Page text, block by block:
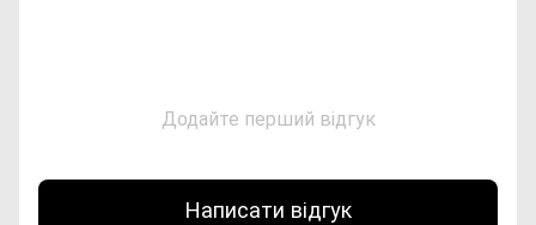
Додайте перший відгук
Написати відгук